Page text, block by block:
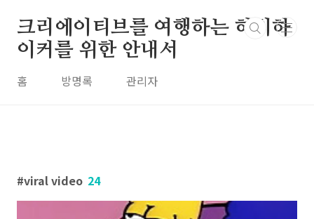
크리에이티브를 여행하는 히치하
이커를 위한 안내서
홈 방명록 관리자
viral video 24